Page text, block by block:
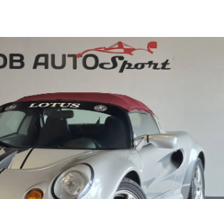
Autosport - 53 Rue de Longvic, 21300
S1 2004